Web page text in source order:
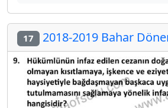
17 2018-2019 Bahar